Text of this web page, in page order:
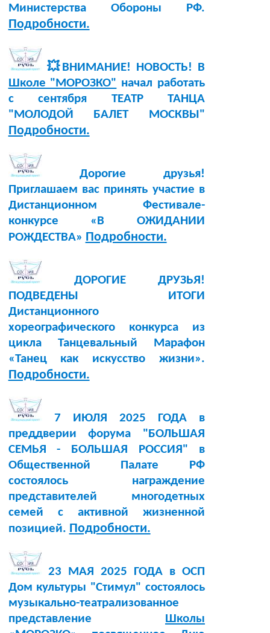
Министерства Обороны РФ.
Подробности.
💥ВНИМАНИЕ! НОВОСТЬ! В
Школе "МОРОЗКО" начал работать
с сентября ТЕАТР ТАНЦА
"МОЛОДОЙ БАЛЕТ МОСКВЫ"
Подробности.
Дорогие друзья!
Приглашаем вас принять участие в
Дистанционном Фестивале-
конкурсе «В ОЖИДАНИИ
РОЖДЕСТВА» Подробности.
ДОРОГИЕ ДРУЗЬЯ!
ПОДВЕДЕНЫ ИТОГИ
Дистанционного
хореографического конкурса из
цикла Танцевальный Марафон
«Танец как искусство жизни».
Подробности.
7 ИЮЛЯ 2025 ГОДА в
преддверии форума "БОЛЬШАЯ
СЕМЬЯ - БОЛЬШАЯ РОССИЯ" в
Общественной Палате РФ
состоялось награждение
представителей многодетных
семей с активной жизненной
позицией. Подробности.
23 МАЯ 2025 ГОДА в ОСП
Дом культуры "Стимул" состоялось
музыкально-театрализованное
представление Школы